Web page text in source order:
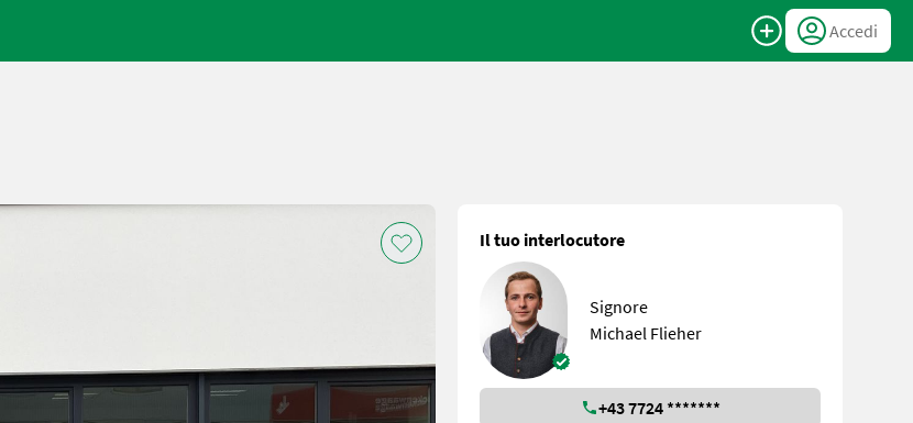
Accedi
Il tuo interlocutore
Signore
Michael Flieher
+43 7724 *******